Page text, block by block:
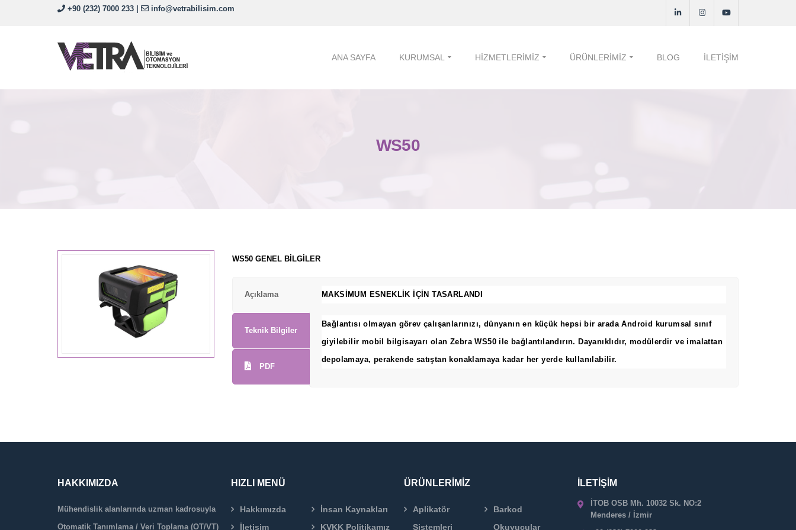
+90 (232) 7000 233 info@vetrabilisim.com
ANA SAYFA KURUMSAL HIZMETLERIMIZ ÜRÜNLERIMIZ BLOG İLETIŞIM
WS50
WS50 GENEL BİLGİLER
Açıklama
Teknik Bilgiler
PDF
MAKSİMUM ESNEKLİK İÇİN TASARLANDI
Bağlantısı olmayan görev çalışanlarınızı, dünyanın en küçük hepsi bir arada Android kurumsal sınıf
giyilebilir mobil bilgisayarı olan Zebra WS50 ile bağlantılandırın. Dayanıklıdır, modülerdir ve imalattan
depolamaya, perakende satıştan konaklamaya kadar her yerde kullanılabilir.
HAKKIMIZDA
Mühendislik alanlarında uzman kadrosuyla
Otomatik Tanımlama / Veri Toplama (OT/VT)
HIZLI MENÜ
Hakkımızda
İnsan Kaynakları
İletişim
KVKK Politikamız
ÜRÜNLERİMİZ
Aplikatör
Sistemleri
Barkod
Okuyucular
İLETİŞİM
İTOB OSB Mh. 10032 Sk. NO:2
Menderes / İzmir